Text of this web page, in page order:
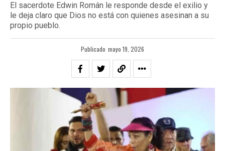
El sacerdote Edwin Román le responde desde el exilio y
le deja claro que Dios no está con quienes asesinan a su
propio pueblo.
Publicado mayo 19, 2026